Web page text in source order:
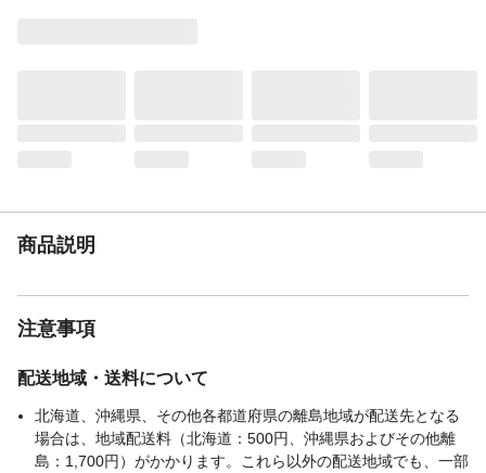
商品説明
注意事項
配送地域・送料について
北海道、沖縄県、その他各都道府県の離島地域が配送先となる
場合は、地域配送料（北海道：500円、沖縄県およびその他離
島：1,700円）がかかります。これら以外の配送地域でも、一部